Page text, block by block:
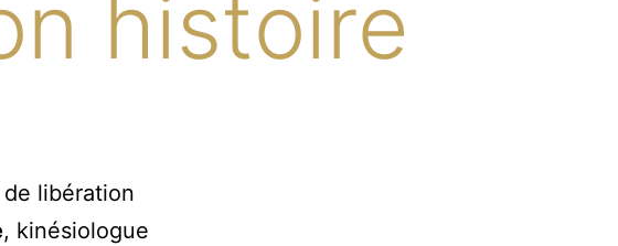
histoire
libération
, kinésiologue